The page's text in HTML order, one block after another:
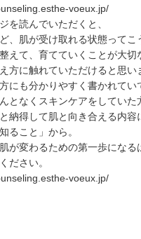
voeux.jp/
を読んでいただくと、
ど、肌が受け取れる状態ってこ
整えて、育てていくことが大切
方に触れていただけると思い
にも分かりやすく書かれてい
となくスキンケアをしていた
納得して肌と向き合える内容
ること」から。
が変わるための第一歩になる
ださい。
voeux.jp/